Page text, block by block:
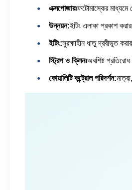
এক্সপোজারঃফটোমাস্কের মাধ্যমে
উন্নয়ন:ইটিং এলাকা প্রকাশ
ইটিং:সুরক্ষাহীন ধাতু দ্রবীভূত
স্ট্রিপ ও ক্লিনঃঅবশিষ্ট
কোয়ালিটি কন্ট্রোল পরিদর্শন: